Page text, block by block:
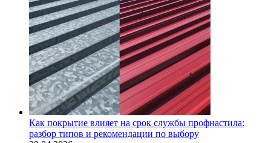
Как покрытие влияет на срок службы профнастила:
разбор типов и рекомендации по выбору